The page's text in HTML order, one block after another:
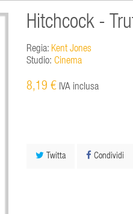
Hitchcock -
Regia: Kent Jones
Studio: Cinema
8,19 € IVA inclusa
Twitta Condividi